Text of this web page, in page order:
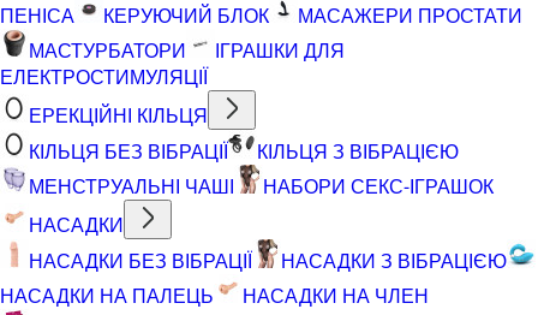
ПЕНІСА
КЕРУЮЧИЙ БЛОК
МАСАЖЕРИ ПРОСТАТИ
МАСТУРБАТОРИ
ІГРАШКИ ДЛЯ
ЕЛЕКТРОСТИМУЛЯЦІЇ
ЕРЕКЦІЙНІ КІЛЬЦЯ
КІЛЬЦЯ БЕЗ ВІБРАЦІЇ
КІЛЬЦЯ З ВІБРАЦІЄЮ
МЕНСТРУАЛЬНІ ЧАШІ
НАБОРИ СЕКС-ІГРАШОК
НАСАДКИ
НАСАДКИ БЕЗ ВІБРАЦІЇ
НАСАДКИ З ВІБРАЦІЄЮ
НАСАДКИ НА ПАЛЕЦЬ
НАСАДКИ НА ЧЛЕН